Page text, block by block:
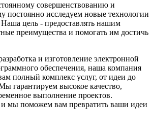
совершенствованию и
постоянно исследуем новые технологии
цель - предоставлять нашим
преимущества и помогать им достичь
и изготовление электронной
обеспечения, наша компания
полный комплекс услуг, от идеи до
гарантируем высокое качество,
выполнение проектов.
мы поможем вам превратить ваши идеи